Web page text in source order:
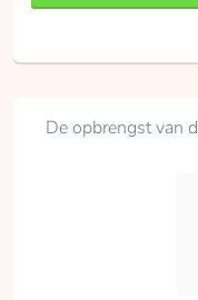
De opbrengst van